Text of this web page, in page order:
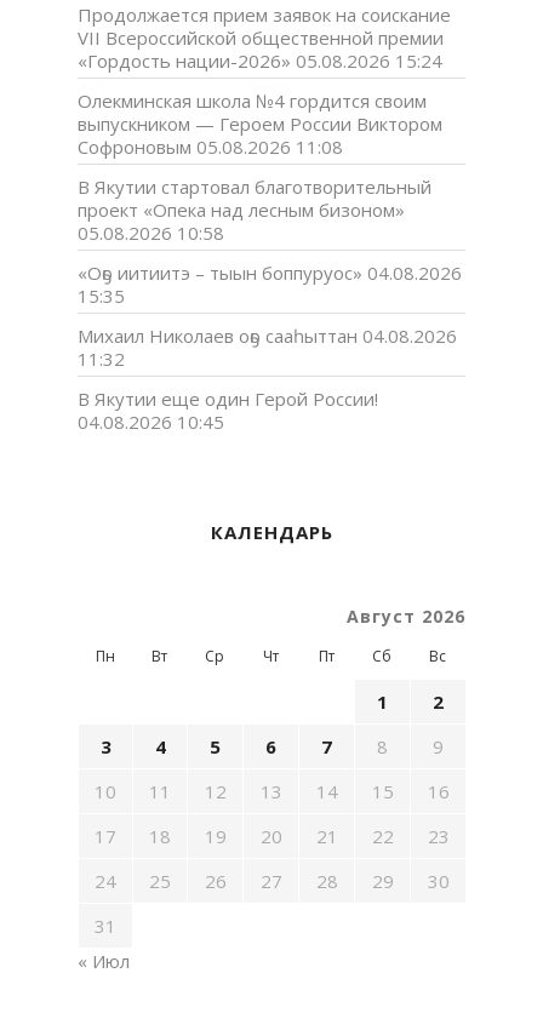
Продолжается прием заявок на соискание
VII Всероссийской общественной премии
«Гордость нации-2026» 05.08.2026 15:24
Олекминская школа №4 гордится своим
выпускником — Героем России Виктором
Софроновым 05.08.2026 11:08
В Якутии стартовал благотворительный
проект «Опека над лесным бизоном»
05.08.2026 10:58
«Оҕо иитиитэ – тыын боппуруос» 04.08.2026
15:35
Михаил Николаев оҕо сааһыттан 04.08.2026
11:32
В Якутии еще один Герой России!
04.08.2026 10:45
КАЛЕНДАРЬ
Август 2026
Пн Вт Ср Чт Пт Сб Вс
1
2
3
4 5 6 7 8
9
10
11 12 13 14 15
16
17
18 19 20 21 22
23
24
25 26 27 28 29
30
31
« Июл